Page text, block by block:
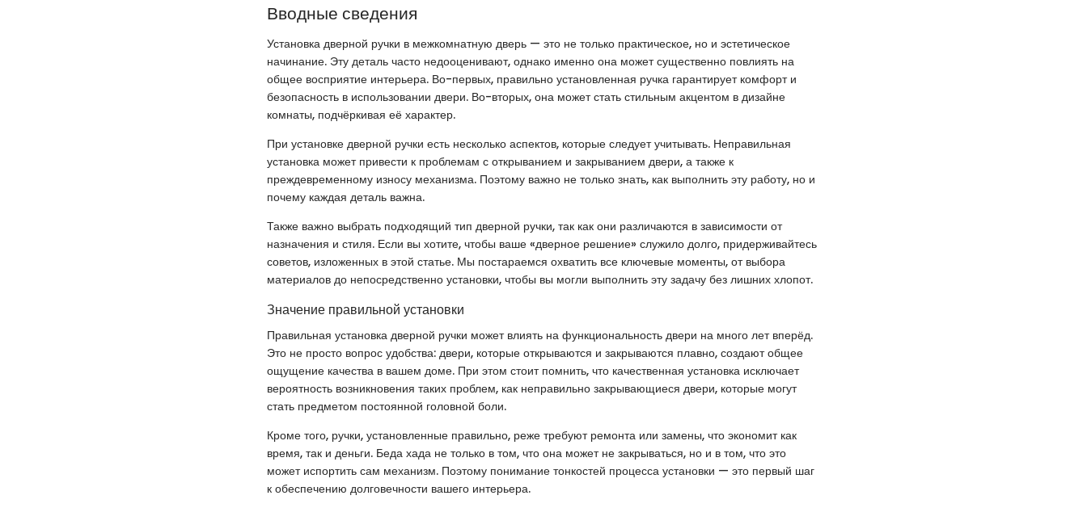
Вводные сведения
Установка дверной ручки в межкомнатную дверь — это не только практическое, но и эстетическое
начинание. Эту деталь часто недооценивают, однако именно она может существенно повлиять на
общее восприятие интерьера. Во-первых, правильно установленная ручка гарантирует комфорт и
безопасность в использовании двери. Во-вторых, она может стать стильным акцентом в дизайне
комнаты, подчёркивая её характер.
При установке дверной ручки есть несколько аспектов, которые следует учитывать. Неправильная
установка может привести к проблемам с открыванием и закрыванием двери, а также к
преждевременному износу механизма. Поэтому важно не только знать, как выполнить эту работу, но и
почему каждая деталь важна.
Также важно выбрать подходящий тип дверной ручки, так как они различаются в зависимости от
назначения и стиля. Если вы хотите, чтобы ваше «дверное решение» служило долго, придерживайтесь
советов, изложенных в этой статье. Мы постараемся охватить все ключевые моменты, от выбора
материалов до непосредственно установки, чтобы вы могли выполнить эту задачу без лишних хлопот.
Значение правильной установки
Правильная установка дверной ручки может влиять на функциональность двери на много лет вперёд.
Это не просто вопрос удобства: двери, которые открываются и закрываются плавно, создают общее
ощущение качества в вашем доме. При этом стоит помнить, что качественная установка исключает
вероятность возникновения таких проблем, как неправильно закрывающиеся двери, которые могут
стать предметом постоянной головной боли.
Кроме того, ручки, установленные правильно, реже требуют ремонта или замены, что экономит как
время, так и деньги. Беда хада не только в том, что она может не закрываться, но и в том, что это
может испортить сам механизм. Поэтому понимание тонкостей процесса установки — это первый шаг
к обеспечению долговечности вашего интерьера.